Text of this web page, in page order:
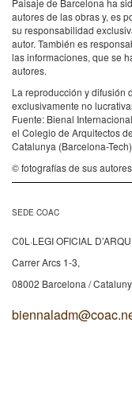
autores de las obras y, es
su responsabilidad
autor. También es
las informaciones, que se
autores.
La reproducción y difusión
exclusivamente no
Fuente: Bienal
el Colegio de Arquitectos
Catalunya (Barcelona-Tech)
© fotografías de sus
SEDE COAC
C0L·LEGI OFICIAL
Carrer Arcs 1-3,
08002 Barcelona /